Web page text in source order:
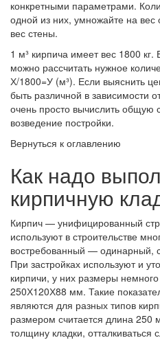
конкретными параметрами.
одной из них, умножайте на
вес стены.
1 м³ кирпича имеет вес 1800
можно рассчитать нужное
Х/1800=У (м³). Если выяснить
быть различной в зависимости
очень просто вычислить общую
возведение постройки.
Вернуться к оглавлению
Как надо
кирпичную
Кирпич — унифицированный
используют в строительстве
востребованный —
При застройках используют и
кирпичи, у них размеры
250Х120Х88 мм. Такие
являются для разных типов
размером считается длина 250
толщину кладки, отталкиваться